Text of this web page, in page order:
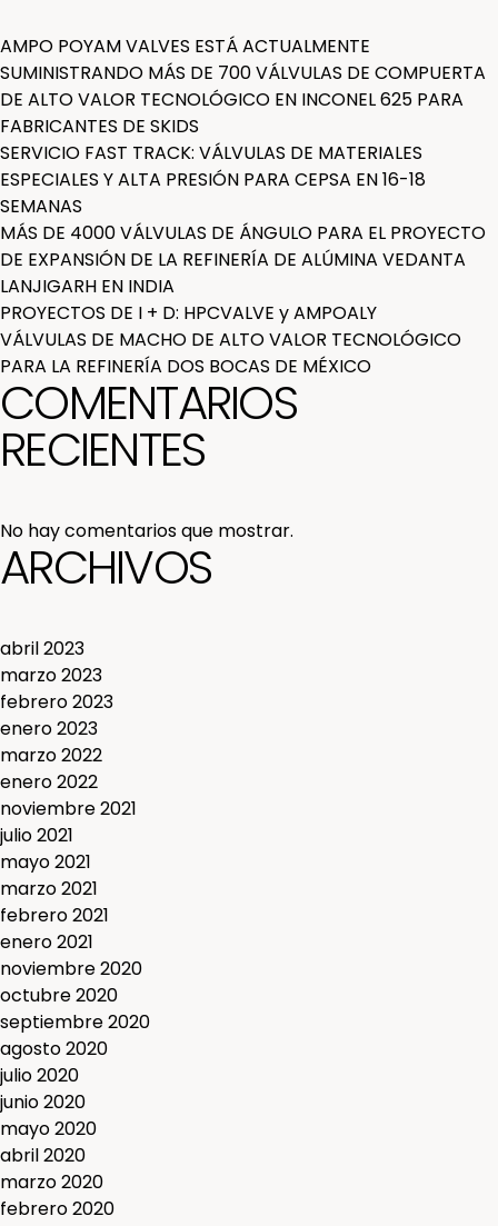
AMPO POYAM VALVES ESTÁ ACTUALMENTE
SUMINISTRANDO MÁS DE 700 VÁLVULAS DE COMPUERTA
DE ALTO VALOR TECNOLÓGICO EN INCONEL 625 PARA
FABRICANTES DE SKIDS
SERVICIO FAST TRACK: VÁLVULAS DE MATERIALES
ESPECIALES Y ALTA PRESIÓN PARA CEPSA EN 16-18
SEMANAS
MÁS DE 4000 VÁLVULAS DE ÁNGULO PARA EL PROYECTO
DE EXPANSIÓN DE LA REFINERÍA DE ALÚMINA VEDANTA
LANJIGARH EN INDIA
PROYECTOS DE I + D: HPCVALVE y AMPOALY
VÁLVULAS DE MACHO DE ALTO VALOR TECNOLÓGICO
PARA LA REFINERÍA DOS BOCAS DE MÉXICO
COMENTARIOS
RECIENTES
No hay comentarios que mostrar.
ARCHIVOS
abril 2023
marzo 2023
febrero 2023
enero 2023
marzo 2022
enero 2022
noviembre 2021
julio 2021
mayo 2021
marzo 2021
febrero 2021
enero 2021
noviembre 2020
octubre 2020
septiembre 2020
agosto 2020
julio 2020
junio 2020
mayo 2020
abril 2020
marzo 2020
febrero 2020